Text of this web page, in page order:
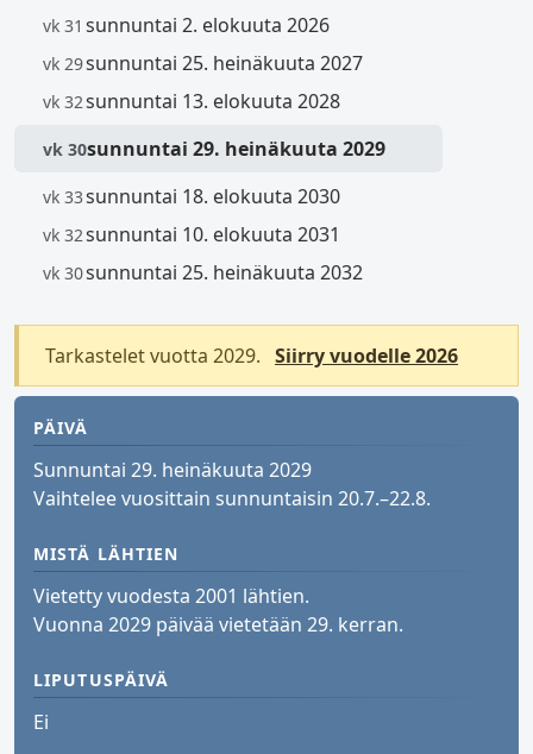
vk 31 sunnuntai 2. elokuuta 2026
vk 29sunnuntai 25. heinäkuuta 2027
vk 32sunnuntai 13. elokuuta 2028
vk 30sunnuntai 29. heinäkuuta 2029
vk 33sunnuntai 18. elokuuta 2030
vk 32sunnuntai 10. elokuuta 2031
vk 30sunnuntai 25. heinäkuuta 2032
Tarkastelet vuotta 2029. Siirry vuodelle 2026
PÄIVÄ
Sunnuntai 29. heinäkuuta 2029
Vaihtelee vuosittain sunnuntaisin 20.7.–22.8.
MISTÄ LÄHTIEN
Vietetty vuodesta 2001 lähtien.
Vuonna 2029 päivää vietetään 29. kerran.
LIPUTUSPÄIVÄ
Ei